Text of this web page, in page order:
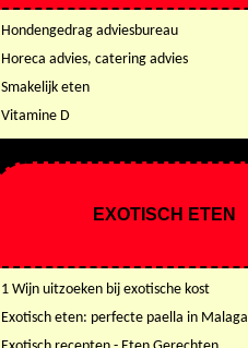
Hondengedrag adviesbureau
Horeca advies, catering advies
Smakelijk eten
Vitamine D
EXOTISCH ETEN
1 Wijn uitzoeken bij exotische kost
Exotisch eten: perfecte paella in Malaga